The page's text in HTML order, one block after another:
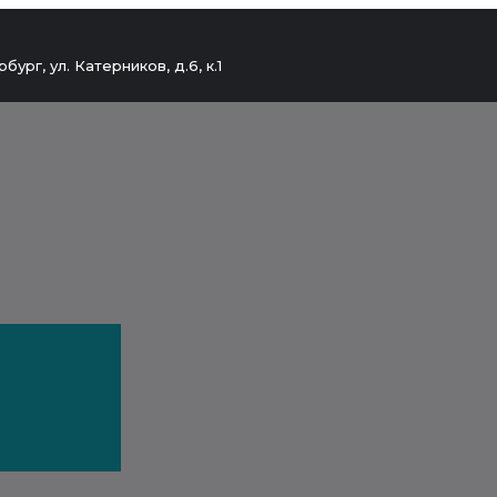
ул. Катерников, д.6, к.1